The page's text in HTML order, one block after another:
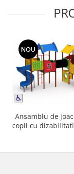
NOU
Ansamblu de
copii cu